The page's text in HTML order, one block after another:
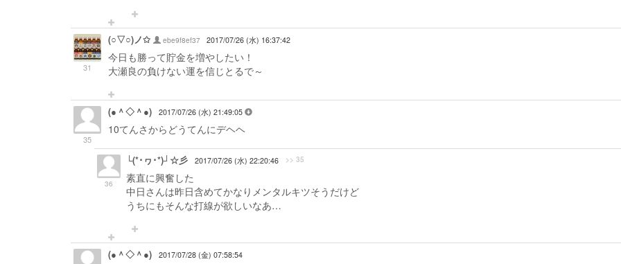
31
(○▽○)ノ✩ ebe9f8ef37 2017/07/26 (水) 16:37:42
今日も勝って貯金を増やしたい！
大瀬良の負けない運を信じとるで～
35
(●＾◇＾●) 2017/07/26 (水) 21:49:05
10てんさからどうてんにデヘヘ
36
└(*･ヮ･*)┘☆彡 2017/07/26 (水) 22:20:46 >> 35
素直に興奮した
中日さんは昨日含めてかなりメンタルキツそうだけど
うちにもそんな打線が欲しいなあ…
(●＾◇＾●) 2017/07/28 (金) 07:58:54